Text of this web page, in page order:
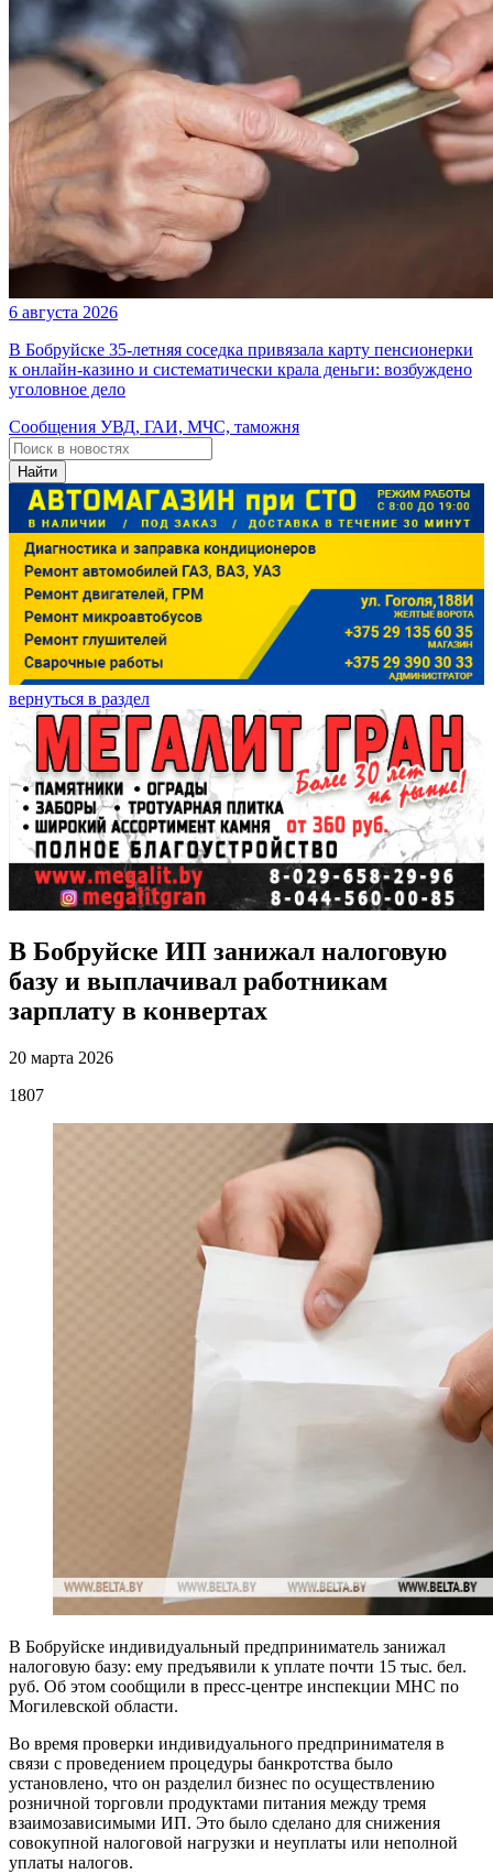
6 августа 2026
В Бобруйске 35-летняя соседка привязала карту пенсионерки
к онлайн-казино и систематически крала деньги: возбуждено
уголовное дело
Сообщения УВД, ГАИ, МЧС, таможня
Найти
вернуться в раздел
В Бобруйске ИП занижал налоговую
базу и выплачивал работникам
зарплату в конвертах
20 марта 2026
1807
В Бобруйске индивидуальный предприниматель занижал
налоговую базу: ему предъявили к уплате почти 15 тыс. бел.
руб. Об этом сообщили в пресс-центре инспекции МНС по
Могилевской области.
Во время проверки индивидуального предпринимателя в
связи с проведением процедуры банкротства было
установлено, что он разделил бизнес по осуществлению
розничной торговли продуктами питания между тремя
взаимозависимыми ИП. Это было сделано для снижения
совокупной налоговой нагрузки и неуплаты или неполной
уплаты налогов.